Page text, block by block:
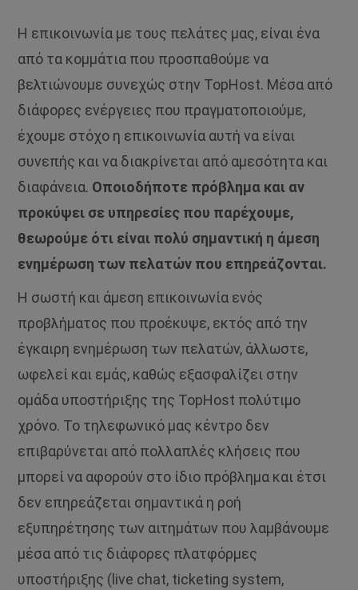
Η επικοινωνία με τους πελάτες μας, είναι ένα
από τα κομμάτια που προσπαθούμε να
βελτιώνουμε συνεχώς στην TopHost. Μέσα από
διάφορες ενέργειες που πραγματοποιούμε,
έχουμε στόχο η επικοινωνία αυτή να είναι
συνεπής και να διακρίνεται από αμεσότητα και
διαφάνεια. Οποιοδήποτε πρόβλημα και αν
προκύψει σε υπηρεσίες που παρέχουμε,
θεωρούμε ότι είναι πολύ σημαντική η άμεση
ενημέρωση των πελατών που επηρεάζονται.
Η σωστή και άμεση επικοινωνία ενός
προβλήματος που προέκυψε, εκτός από την
έγκαιρη ενημέρωση των πελατών, άλλωστε,
ωφελεί και εμάς, καθώς εξασφαλίζει στην
ομάδα υποστήριξης της TopHost πολύτιμο
χρόνο. Το τηλεφωνικό μας κέντρο δεν
επιβαρύνεται από πολλαπλές κλήσεις που
μπορεί να αφορούν στο ίδιο πρόβλημα και έτσι
δεν επηρεάζεται σημαντικά η ροή
εξυπηρέτησης των αιτημάτων που λαμβάνουμε
μέσα από τις διάφορες πλατφόρμες
υποστήριξης (live chat, ticketing system,